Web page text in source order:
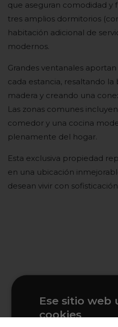
que aseguran comodidad y
tres amplios dormitorios
habitación adicional de
modernos.
Grandes ventanales
cada estancia, resaltando la
madera y creando una
Las zonas comunes
comedor y una cocina
plenamente del hogar.
Esta exclusiva propiedad
en una ubicación
desean vivir con
Ese sitio web
cookies